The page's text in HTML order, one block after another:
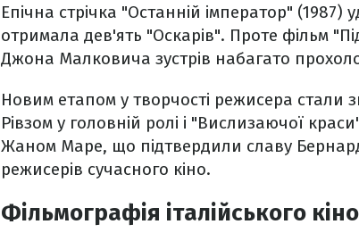
Епічна стрічка "Останній імператор" (1987)
отримала дев'ять "Оскарів". Проте фільм
Джона Малковича зустрів набагато
Новим етапом у творчості режисера стали
Рівзом у головній ролі і "Вислизаючої
Жаном Маре, що підтвердили славу
режисерів сучасного кіно.
Фільмографія італійського